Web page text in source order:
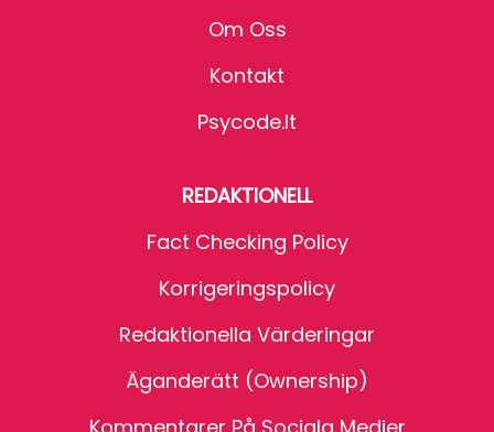
Om Oss
Kontakt
Psycode.it
REDAKTIONELL
Fact Checking Policy
Korrigeringspolicy
Redaktionella Värderingar
Äganderätt (Ownership)